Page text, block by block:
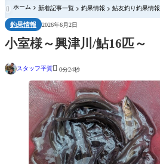
 ホーム 新着記事一覧 釣果情報 鮎友釣り釣果情報
釣果情報 2026年6月2日
小室様～興津川/鮎16匹～
スタッフ平賀 0分24秒